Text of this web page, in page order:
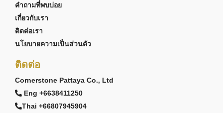
คำถามที่พบบ่อย
เกี่ยวกับเรา
ติดต่อเรา
นโยบายความเป็นส่วนตัว
ติดต่อ
Cornerstone Pattaya Co., Ltd
Eng +6638411250
Thai +66807945904